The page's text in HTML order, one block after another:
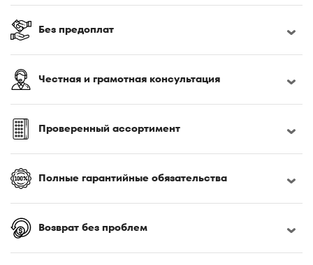
Без предоплат
Честная и грамотная консультация
Проверенный ассортимент
Полные гарантийные обязательства
Возврат без проблем